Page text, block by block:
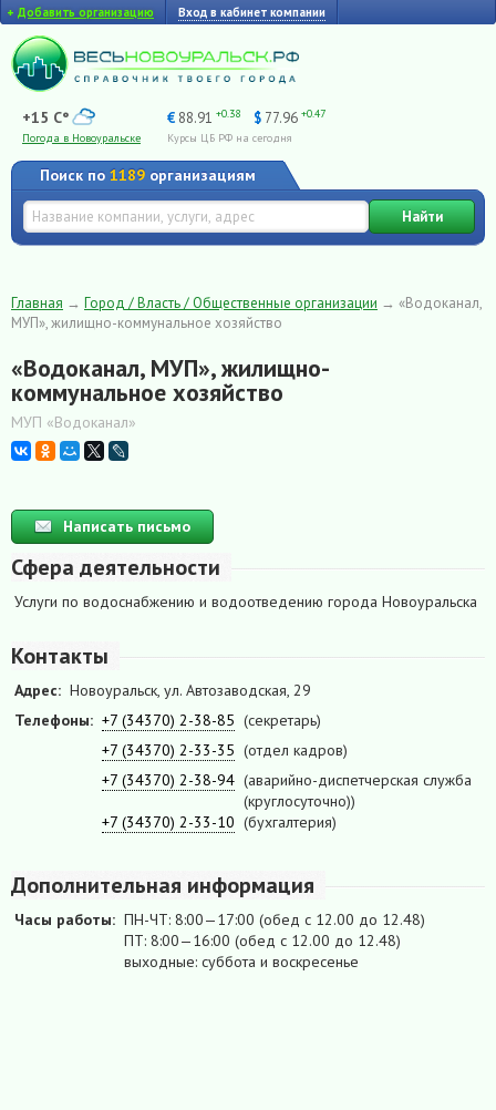
+ Добавить организацию Вход в кабинет компании
+15 C°
Погода в Новоуральске
€ 88.91 +0.38 $ 77.96 +0.47
Курсы ЦБ РФ на сегодня
Поиск по 1189 организациям
Найти
Главная → Город / Власть / Общественные организации → «Водоканал,
МУП», жилищно-коммунальное хозяйство
«Водоканал, МУП», жилищно-
коммунальное хозяйство
МУП «Водоканал»
Написать письмо
Сфера деятельности
Услуги по водоснабжению и водоотведению города Новоуральска
Контакты
Адрес: Новоуральск, ул. Автозаводская, 29
Телефоны: +7 (34370) 2-38-85 (секретарь)
+7 (34370) 2-33-35 (отдел кадров)
+7 (34370) 2-38-94 (аварийно-диспетчерская служба
(круглосуточно))
+7 (34370) 2-33-10 (бухгалтерия)
Дополнительная информация
Часы работы: ПН-ЧТ: 8:00—17:00 (обед с 12.00 до 12.48)
ПТ: 8:00—16:00 (обед с 12.00 до 12.48)
выходные: суббота и воскресенье